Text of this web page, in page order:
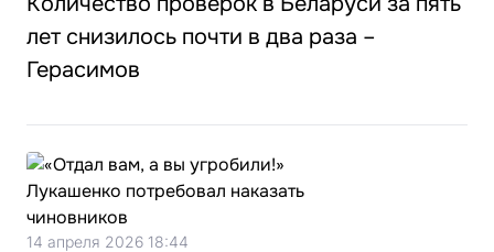
лет снизилось почти в два раза –
Герасимов
14 апреля 2026 18:44